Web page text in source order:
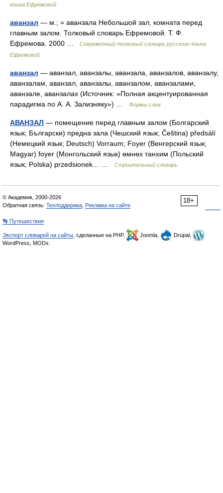
языка Ефремовой
аванзал — м.; = аванзала Небольшой зал, комната перед
главным залом. Толковый словарь Ефремовой. Т. Ф.
Ефремова. 2000 …
Современный толковый словарь русского языка
Ефремовой
аванзал — аванзал, аванзалы, аванзала, аванзалов, аванзалу,
аванзалам, аванзал, аванзалы, аванзалом, аванзалами,
аванзале, аванзалах (Источник: «Полная акцентуированная
парадигма по А. А. Зализняку») …
Формы слов
АВАНЗАЛ — помещение перед главным залом (Болгарский
язык; Български) предна зала (Чешский язык; Čeština) předsálí
(Немецкий язык; Deutsch) Vorraum; Foyer (Венгерский язык;
Magyar) foyer (Монгольский язык) өмнөх танхим (Польский
язык; Polska) przedsionek… …
Строительный словарь
18+
© Академик, 2000-2026
Обратная связь: Техподдержка Реклама на сайте
👣 Путешествия
Экспорт словарей на сайты , сделанные на PHP, Joomla,
Drupal,
WordPress, MODx.